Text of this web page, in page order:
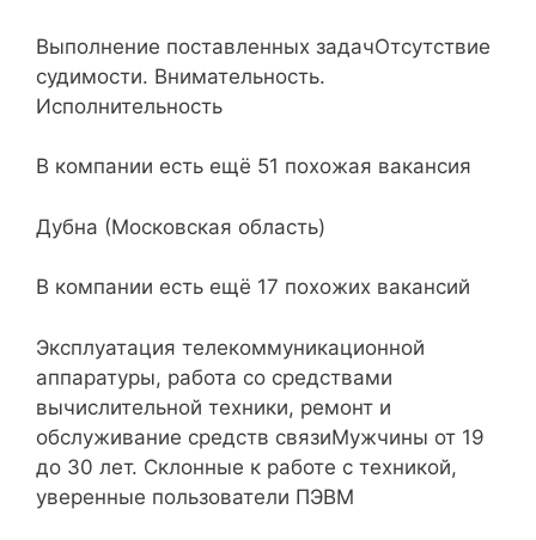
Выполнение поставленных задачОтсутствие
судимости. Внимательность.
Исполнительность
В компании есть ещё 51 похожая вакансия
Дубна (Московская область)
В компании есть ещё 17 похожих вакансий
Эксплуатация телекоммуникационной
аппаратуры, работа со средствами
вычислительной техники, ремонт и
обслуживание средств связиМужчины от 19
до 30 лет. Склонные к работе с техникой,
уверенные пользователи ПЭВМ